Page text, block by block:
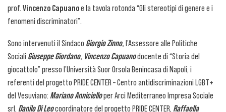
prof. Vincenzo Capuanoe la tavola rotonda “Gli stereotipi di genere e i
fenomeni discriminatori”.
Sono intervenuti il Sindaco Giorgio Zinno, l’Assessore alle Politiche
Sociali Giuseppe Giordano, Vincenzo Capuanodocente di “Storia del
giocattolo” presso l’Università Suor Orsola Benincasa di Napoli, i
referenti del progetto PRIDE CENTER – Centro antidiscriminazioni LGBT+
del Vesuviano: Mariano Annicielloper Arci Mediterraneo Impresa Sociale
srl, Danilo Di Leocoordinatore del progetto PRIDE CENTER, Raffaella